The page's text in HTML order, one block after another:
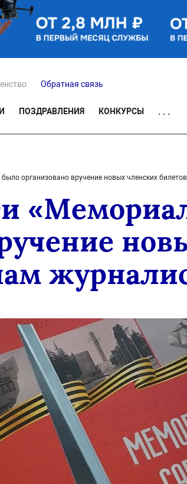
Обратная связь
ПОЗДРАВЛЕНИЯ КОНКУРСЫ . . .
организовано вручение новых членских